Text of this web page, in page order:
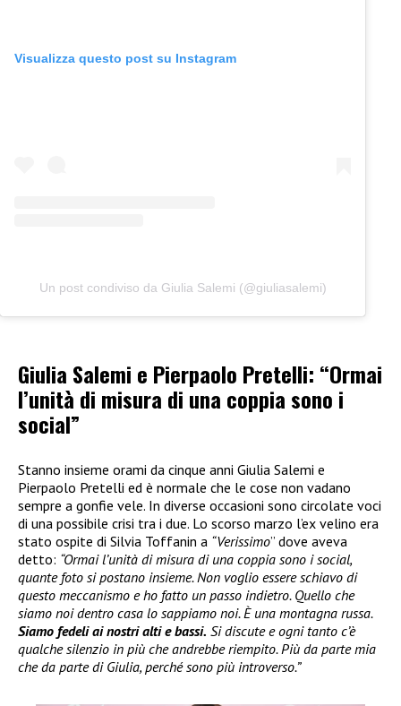
Visualizza questo post su Instagram
Un post condiviso da Giulia Salemi (@giuliasalemi)
Giulia Salemi e Pierpaolo Pretelli: “Ormai
l’unità di misura di una coppia sono i
social”
Stanno insieme orami da cinque anni Giulia Salemi e
Pierpaolo Pretelli ed è normale che le cose non vadano
sempre a gonfie vele. In diverse occasioni sono circolate voci
di una possibile crisi tra i due. Lo scorso marzo l’ex velino era
stato ospite di Silvia Toffanin a “Verissimo” dove aveva
detto: “Ormai l’unità di misura di una coppia sono i social,
quante foto si postano insieme. Non voglio essere schiavo di
questo meccanismo e ho fatto un passo indietro. Quello che
siamo noi dentro casa lo sappiamo noi. È una montagna russa.
Siamo fedeli ai nostri alti e bassi. Si discute e ogni tanto c’è
qualche silenzio in più che andrebbe riempito. Più da parte mia
che da parte di Giulia, perché sono più introverso.”